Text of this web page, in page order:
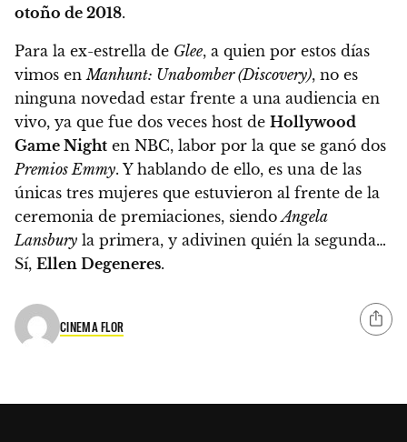
otoño de 2018.
Para la ex-estrella de Glee, a quien por estos días
vimos enManhunt: Unabomber (Discovery), no es
ninguna novedad estar frente a una audiencia en
vivo, ya que fue dos veces host de Hollywood
Game Night en NBC, labor por la que se ganó dos
Premios Emmy. Y hablando de ello, es una de las
únicas tres mujeres que estuvieron al frente de la
ceremonia de premiaciones, siendoAngela
Lansbury la primera, y adivinen quién la segunda…
Sí, Ellen Degeneres.
CINEMA FLOR